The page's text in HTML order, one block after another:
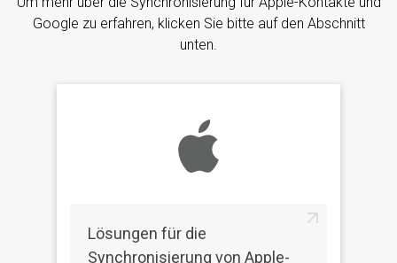
Google zu erfahren, klicken Sie bitte auf den Abschnitt
unten.
Lösungen für die
Synchronisierung von Apple-